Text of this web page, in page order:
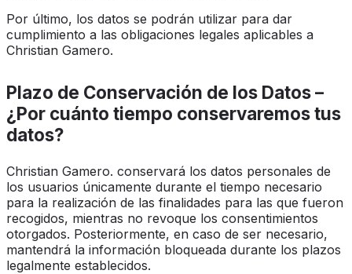
Por último, los datos se podrán utilizar para dar
cumplimiento a las obligaciones legales aplicables a
Christian Gamero.
Plazo de Conservación de los Datos –
¿Por cuánto tiempo conservaremos tus
datos?
Christian Gamero. conservará los datos personales de
los usuarios únicamente durante el tiempo necesario
para la realización de las finalidades para las que fueron
recogidos, mientras no revoque los consentimientos
otorgados. Posteriormente, en caso de ser necesario,
mantendrá la información bloqueada durante los plazos
legalmente establecidos.